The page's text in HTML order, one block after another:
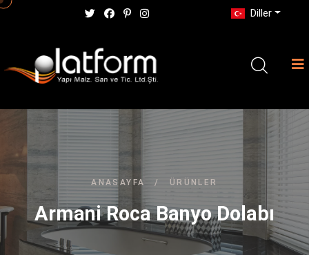
Diller
ANASAYFA / ÜRÜNLER
Armani Roca Banyo Dolabı